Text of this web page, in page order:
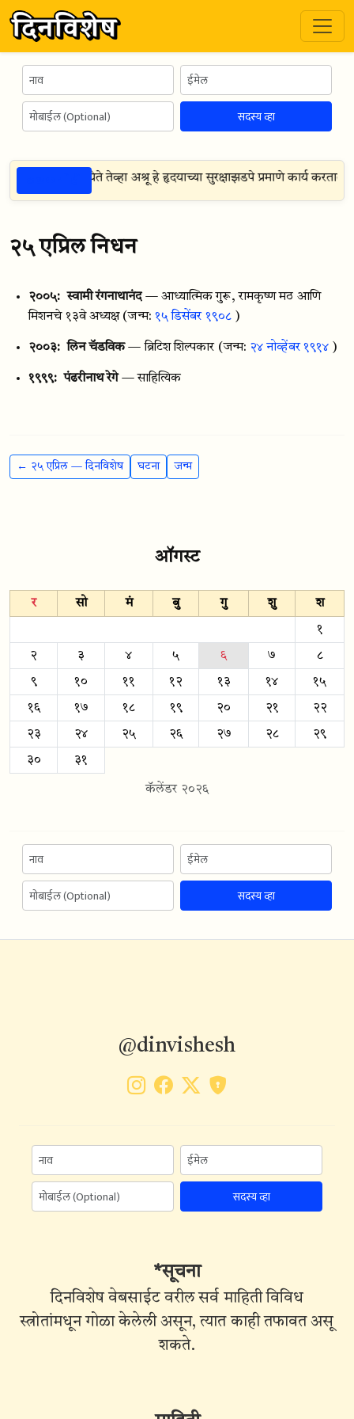
सदस्य व्हा
खूप दडपण येते तेव्हा अश्रू हे हृदयाच्या सुरक्षाझडपे प्रमाणे कार्य करतात
२५ एप्रिल निधन
२००५: स्वामी रंगनाथानंद — आध्यात्मिक गुरू, रामकृष्ण मठ आणि
मिशनचे १३वे अध्यक्ष (जन्म: १५ डिसेंबर १९०८ )
२००३: लिन चॅडविक — ब्रिटिश शिल्पकार (जन्म: २४ नोव्हेंबर १९१४ )
१९९९: पंढरीनाथ रेगे — साहित्यिक
← २५ एप्रिल — दिनविशेष घटना जन्म
ऑगस्ट
र सो मं बु गु शु श
१
२ ३ ४ ५ ६ ७ ८
९ १० ११ १२ १३ १४ १५
१६ १७ १८ १९ २० २१ २२
२३ २४ २५ २६ २७ २८ २९
३० ३१
कॅलेंडर २०२६
सदस्य व्हा
@dinvishesh
सदस्य व्हा
*सूचना
दिनविशेष वेबसाईट वरील सर्व माहिती विविध
स्त्रोतांमधून गोळा केलेली असून, त्यात काही तफावत असू
शकते.